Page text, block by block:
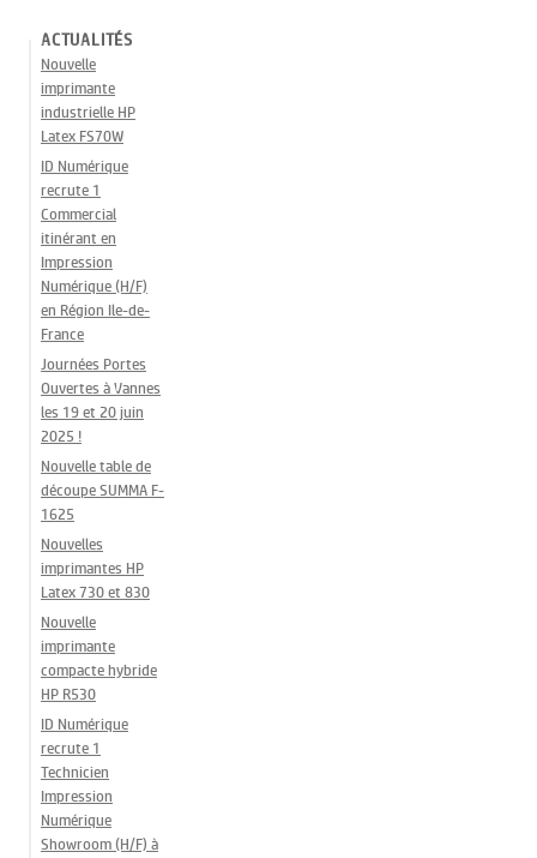
ACTUALITÉS
Nouvelle
imprimante
industrielle HP
Latex FS70W
ID Numérique
recrute 1
Commercial
itinérant en
Impression
Numérique (H/F)
en Région Ile-de-
France
Journées Portes
Ouvertes à Vannes
les 19 et 20 juin
2025 !
Nouvelle table de
découpe SUMMA F-
1625
Nouvelles
imprimantes HP
Latex 730 et 830
Nouvelle
imprimante
compacte hybride
HP R530
ID Numérique
recrute 1
Technicien
Impression
Numérique
Showroom (H/F) à